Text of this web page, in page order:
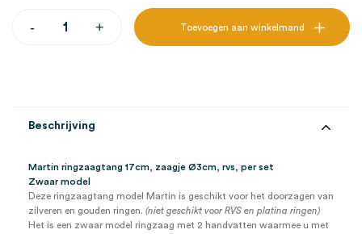
-Martin
aantal
+ Toevoegen aan winkelmand
Beschrijving
Martin ringzaagtang 17cm, zaagje Ø3cm, rvs, per set
Zwaar model
Deze ringzaagtang model Martin is geschikt voor het doorzagen van
zilveren en gouden ringen. (niet geschikt voor RVS en platina ringen)
Het is een zwaar model ringzaag met 2 handvatten waarmee u met